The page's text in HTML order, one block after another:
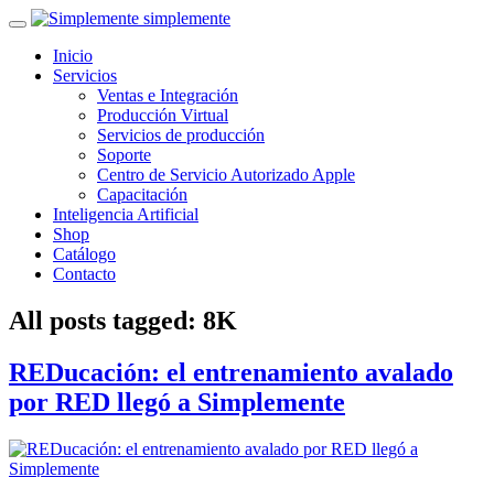
simplemente
Inicio
Servicios
Ventas e Integración
Producción Virtual
Servicios de producción
Soporte
Centro de Servicio Autorizado Apple
Capacitación
Inteligencia Artificial
Shop
Catálogo
Contacto
All posts tagged: 8K
REDucación: el entrenamiento avalado
por RED llegó a Simplemente